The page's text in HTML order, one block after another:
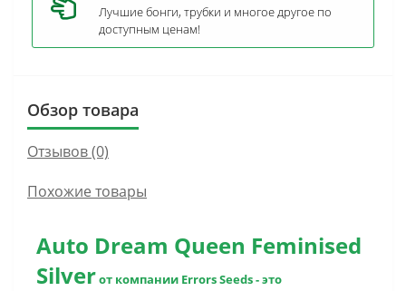
Лучшие бонги, трубки и многое другое по
доступным ценам!
Обзор товара
Отзывов (0)
Похожие товары
Auto Dream Queen Feminised
Silverот компании Errors Seeds - это